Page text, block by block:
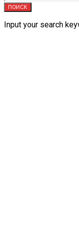
ПОИСК
Input your search